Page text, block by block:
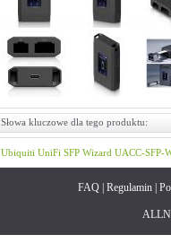
Słowa kluczowe dla tego produktu:
Ubiquiti UniFi SFP Wizard UACC-SFP-
FAQ| Regulamin|